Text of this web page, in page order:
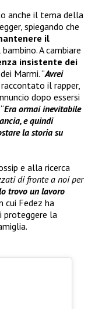
anche il tema della
spiegando che
il
A cambiare
insistente dei
Marmi. “Avrei
raccontato il rapper,
dopo essersi
Era ormai inevitabile
e quindi
la storia su
e alla ricerca
di fronte a noi per
trovo un lavoro
cui Fedez ha
proteggere la